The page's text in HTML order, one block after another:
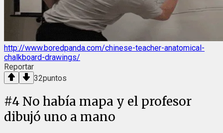
http://www.boredpanda.com/chinese-teacher-anatomical-
chalkboard-drawings/
Reportar
32puntos
#4 No había mapa y el profesor
dibujó uno a mano